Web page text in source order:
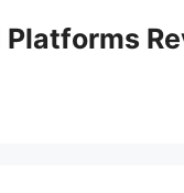
Platforms